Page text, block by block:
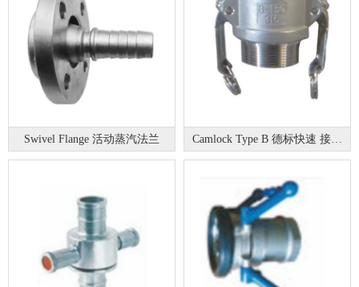
Swivel Flange 活动蒸汽法兰 Camlock Type B 德标快速 接头B